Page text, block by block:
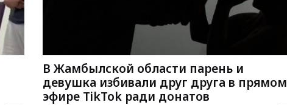
В Жамбылской области парень и
девушка избивали друг друга в прямом
эфире TikTok ради донатов